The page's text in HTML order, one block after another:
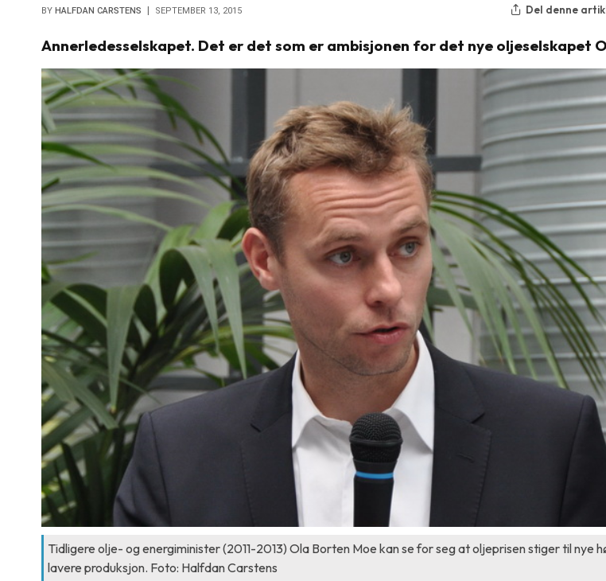
BY HALFDAN CARSTENS SEPTEMBER 13, 2015 Del denne
Annerledesselskapet. Det er det som er ambisjonen for det nye oljeselskapet
Tidligere olje- og energiminister (2011-2013) Ola Borten Moe kan se for seg at oljeprisen stiger til nye
lavere produksjon. Foto: Halfdan Carstens